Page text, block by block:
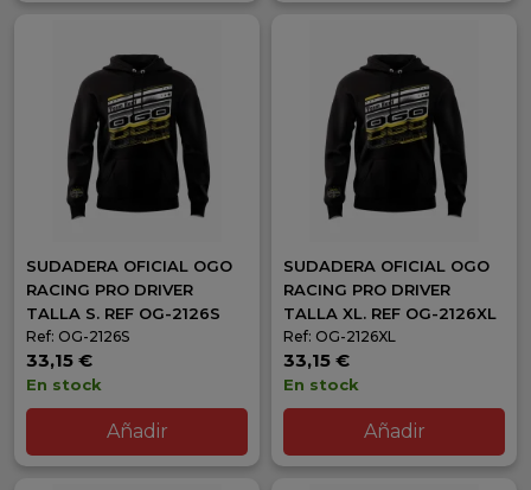
SUDADERA OFICIAL OGO
RACING PRO DRIVER
TALLA S. REF OG-2126S
Ref: OG-2126S
33,15 €
En stock
Añadir
SUDADERA OFICIAL OGO
RACING PRO DRIVER
TALLA XL. REF OG-2126XL
Ref: OG-2126XL
33,15 €
En stock
Añadir